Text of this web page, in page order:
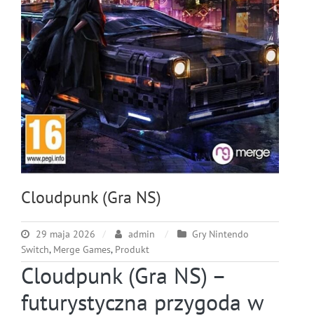
Cloudpunk (Gra NS)
29 maja 2026 admin
Gry Nintendo
Switch, Merge Games, Produkt
Cloudpunk (Gra NS) –
futurystyczna przygoda w